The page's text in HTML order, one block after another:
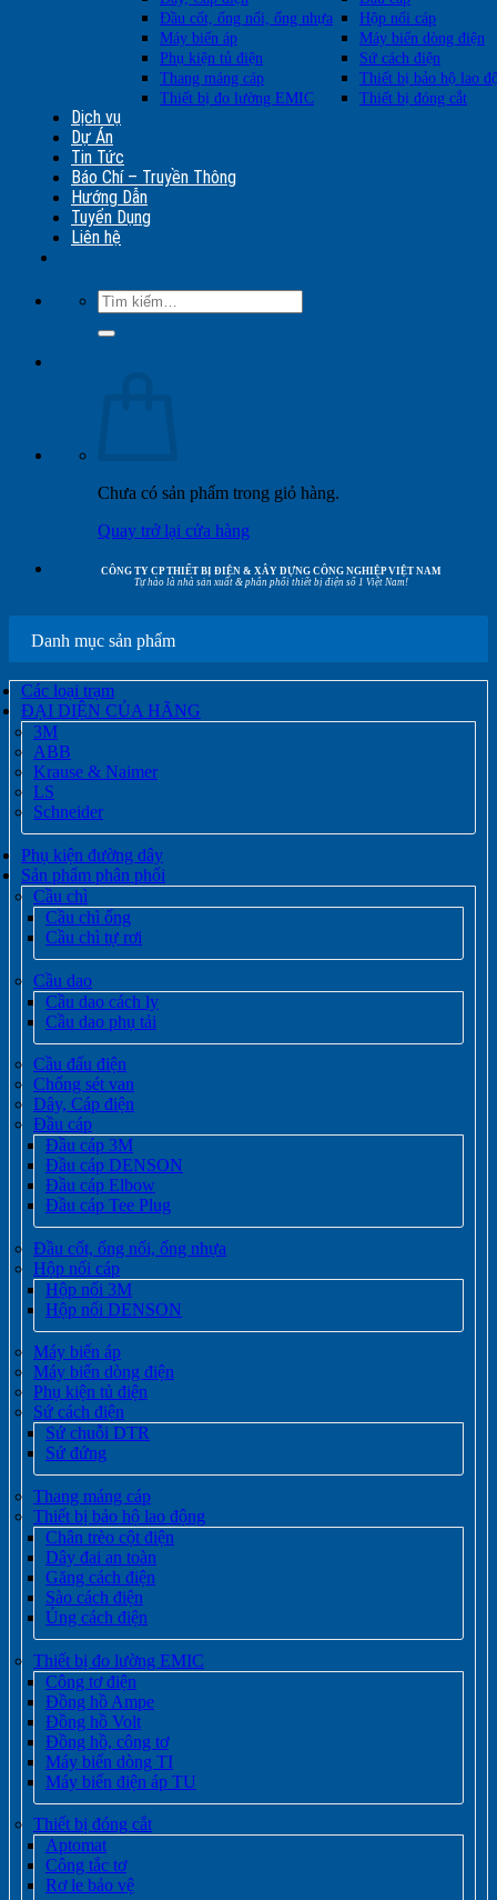
Đầu cốt, ống nối, ống nhựa
Hộp nối cáp
Máy biến áp
Máy biến dòng điện
Phụ kiện tủ điện
Sứ cách điện
Thang máng cáp
Thiết bị bảo hộ lao
Thiết bị đo lường EMIC
Thiết bị đóng cắt
Dịch vụ
Dự Án
Tin Tức
Báo Chí – Truyền Thông
Hướng Dẫn
Tuyển Dụng
Liên hệ
Tìm
kiếm:
Chưa có sản phẩm trong giỏ hàng.
Quay trở lại cửa hàng
CÔNG TY CP THIẾT BỊ ĐIỆN & XÂY DỰNG CÔNG NGHIỆP VIỆT NAM
Tự hào là nhà sản xuất & phân phối thiết bị điện số 1 Việt Nam!
Danh mục sản phẩm
Các loại trạm
ĐẠI DIỆN CỦA HÃNG
3M
ABB
Krause & Naimer
LS
Schneider
Phụ kiện đường dây
Sản phẩm phân phối
Cầu chì
Cầu chì ống
Cầu chì tự rơi
Cầu dao
Cầu dao cách ly
Cầu dao phụ tải
Cầu đấu điện
Chống sét van
Dây, Cáp điện
Đầu cáp
Đầu cáp 3M
Đầu cáp DENSON
Đầu cáp Elbow
Đầu cáp Tee Plug
Đầu cốt, ống nối, ống nhựa
Hộp nối cáp
Hộp nối 3M
Hộp nối DENSON
Máy biến áp
Máy biến dòng điện
Phụ kiện tủ điện
Sứ cách điện
Sứ chuỗi DTR
Sứ đứng
Thang máng cáp
Thiết bị bảo hộ lao động
Chân trèo cột điện
Dây đai an toàn
Găng cách điện
Sào cách điện
Ủng cách điện
Thiết bị đo lường EMIC
Công tơ điện
Đồng hồ Ampe
Đồng hồ Volt
Đồng hồ, công tơ
Máy biến dòng TI
Máy biến điện áp TU
Thiết bị đóng cắt
Aptomat
Công tắc tơ
Rơ le bảo vệ